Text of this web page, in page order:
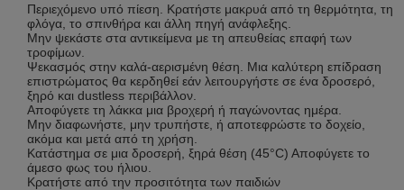
Περιεχόμενο υπό πίεση. Κρατήστε μακρυά από τη θερμότητα, τη
φλόγα, το σπινθήρα και άλλη πηγή ανάφλεξης.
Μην ψεκάστε στα αντικείμενα με τη απευθείας επαφή των
τροφίμων.
Ψεκασμός στην καλά-αερισμένη θέση. Μια καλύτερη επίδραση
επιστρώματος θα κερδηθεί εάν λειτουργήστε σε ένα δροσερό,
ξηρό και dustless περιβάλλον.
Αποφύγετε τη λάκκα μια βροχερή ή παγώνοντας ημέρα.
Μην διαφωνήστε, μην τρυπήστε, ή αποτεφρώστε το δοχείο,
ακόμα και μετά από τη χρήση.
Κατάστημα σε μια δροσερή, ξηρά θέση (45°C) Αποφύγετε το
άμεσο φως του ήλιου.
Κρατήστε από την προσιτότητα των παιδιών